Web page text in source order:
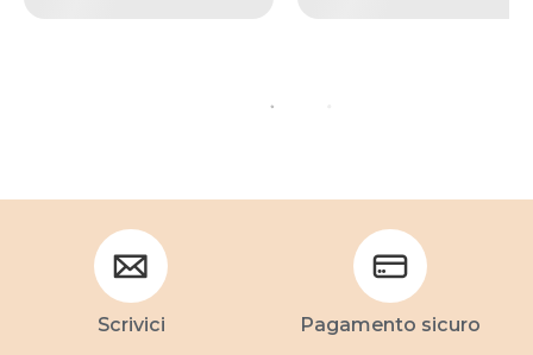
Scrivici Pagamento sicuro